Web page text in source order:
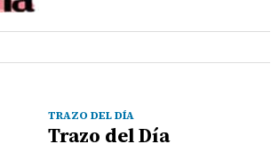
TRAZO DEL DÍA
Trazo del Día